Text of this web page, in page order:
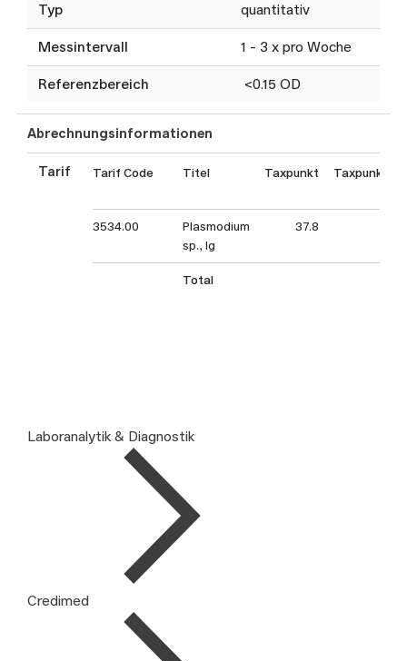
Typ quantitativ
Messintervall 1 - 3 x pro Woche
Referenzbereich <0.15 OD
Abrechnungsinformationen
Tarif Tarif Code Titel Taxpunkt
3534.00
Plasmodium
sp., Ig
37.8
Total
Laboranalytik & Diagnostik
Credimed